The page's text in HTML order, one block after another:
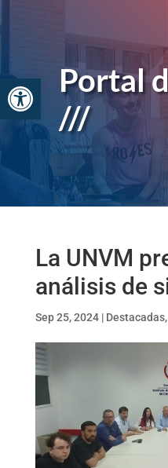
Abrir barra de herramientas
Portal
///
La UNVM
análisis de
Sep 25, 2024| Destacadas,